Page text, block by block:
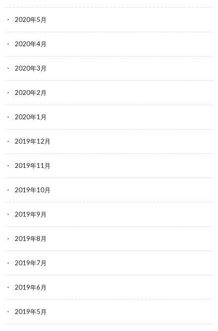
2020年5月
2020年4月
2020年3月
2020年2月
2020年1月
2019年12月
2019年11月
2019年10月
2019年9月
2019年8月
2019年7月
2019年6月
2019年5月